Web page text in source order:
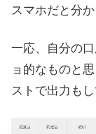
スマホだと分
一応、自分の
ョ的なものと
ストで出力もし